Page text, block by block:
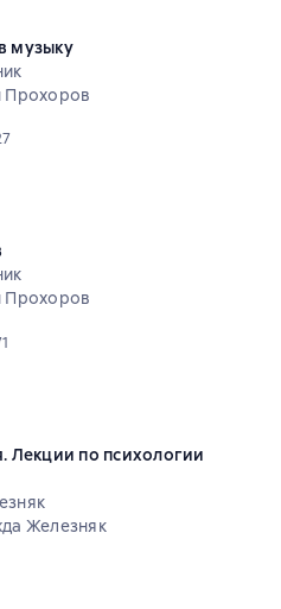
музыку
Прохоров
рейтинг 4,9 на основе 27 оценок
Прохоров
рейтинг 4,7 на основе 71 оценок
Лекции по психологии
Железняк
рейтинг 5 на основе 4 оценок